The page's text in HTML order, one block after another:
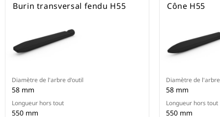
Burin transversal fendu H55
Diamètre de l'arbre d'outil
58 mm
Longueur hors tout
550 mm
Cône H55
Diamètre de
58 mm
Longueur hors tout
550 mm